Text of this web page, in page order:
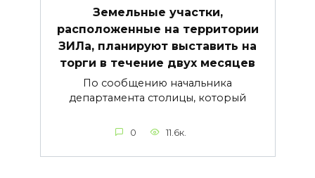
Земельные участки,
расположенные на территории
ЗИЛа, планируют выставить на
торги в течение двух месяцев
По сообщению начальника
департамента столицы, который
0 11.6к.